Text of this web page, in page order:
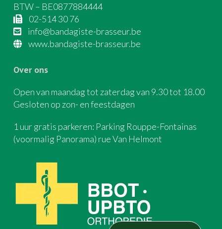
BTW – BE0877884444
02-514 30 76
info@bandagiste-brasseur.be
www.bandagiste-brasseur.be
Over ons
Open van maandag tot zaterdag van 9.30 tot 18.00
Gesloten op zon- en feestdagen
1 uur gratis parkeren: Parking Rouppe-Fontainas
(voormalig Panorama) rue Van Helmont